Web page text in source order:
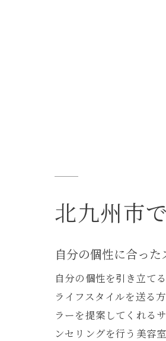
北九州市
自分の個性に合っ
自分の個性を引き立て
ライフスタイルを送る
ラーを提案してくれる
ンセリングを行う美容